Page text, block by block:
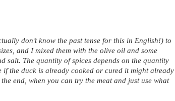
don’t know the past tense for this in English!) to
and I mixed them with the olive oil and some
salt. The quantity of spices depends on the quantity
if the duck is already cooked or cured it might already
end, when you can try the meat and just use what